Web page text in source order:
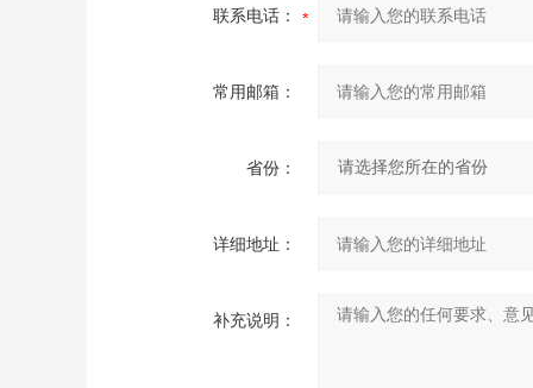
联系电话：
常用邮箱：
省份：
详细地址：
补充说明：